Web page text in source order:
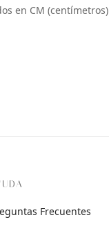
en CM (centímetros)
Frecuentes